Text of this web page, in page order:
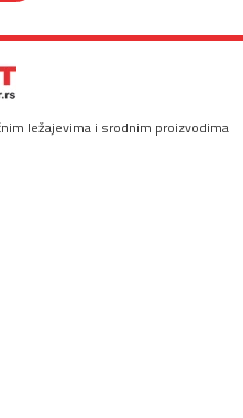
ležajevima i srodnim proizvodima